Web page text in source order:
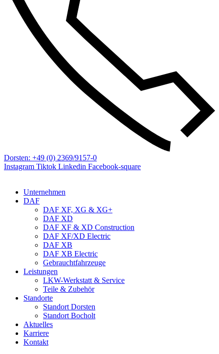
Dorsten: +49 (0) 2369/9157-0
Instagram Tiktok Linkedin Facebook-square
Unternehmen
DAF
DAF XF, XG & XG+
DAF XD
DAF XF & XD Construction
DAF XF/XD Electric
DAF XB
DAF XB Electric
Gebrauchtfahrzeuge
Leistungen
LKW-Werkstatt & Service
Teile & Zubehör
Standorte
Standort Dorsten
Standort Bocholt
Aktuelles
Karriere
Kontakt